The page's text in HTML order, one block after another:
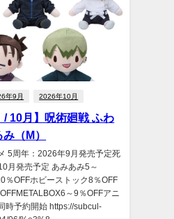
年9月 2026年10月
/ 10月】呪術廻戦 ふわ
（M）
5周年：2026年9月発売予定死
月発売予定 あみあみ5～
％OFFホビーストック8％OFF
～9％OFFアニ
時予約開始 https://subcul-